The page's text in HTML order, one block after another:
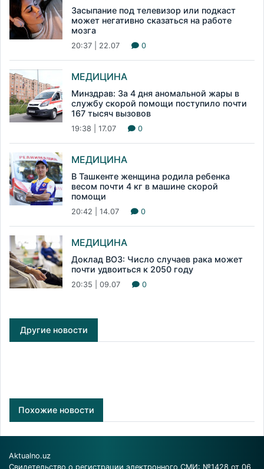
Засыпание под телевизор или подкаст
может негативно сказаться на работе
мозга
20:37 | 22.07 0
МЕДИЦИНА
Минздрав: За 4 дня аномальной жары в
службу скорой помощи поступило почти
167 тысяч вызовов
19:38 | 17.07 0
МЕДИЦИНА
В Ташкенте женщина родила ребенка
весом почти 4 кг в машине скорой
помощи
20:42 | 14.07 0
МЕДИЦИНА
Доклад ВОЗ: Число случаев рака может
почти удвоиться к 2050 году
20:35 | 09.07 0
Другие новости
Похожие новости
Aktualno.uz
Свидетельство о регистрации электронного СМИ: №1428 от 06